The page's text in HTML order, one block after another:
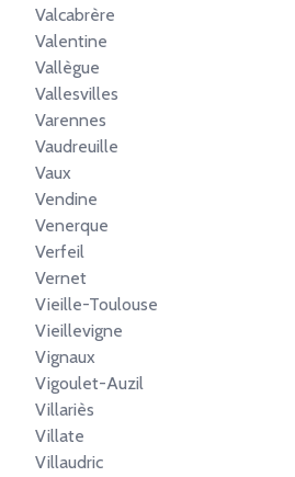
Valcabrère
Valentine
Vallègue
Vallesvilles
Varennes
Vaudreuille
Vaux
Vendine
Venerque
Verfeil
Vernet
Vieille-Toulouse
Vieillevigne
Vignaux
Vigoulet-Auzil
Villariès
Villate
Villaudric